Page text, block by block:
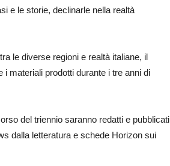
e le storie, declinarle nella realtà
le diverse regioni e realtà italiane, il
materiali prodotti durante i tre anni di
del triennio saranno redatti e pubblicati
dalla letteratura e schede Horizon sui